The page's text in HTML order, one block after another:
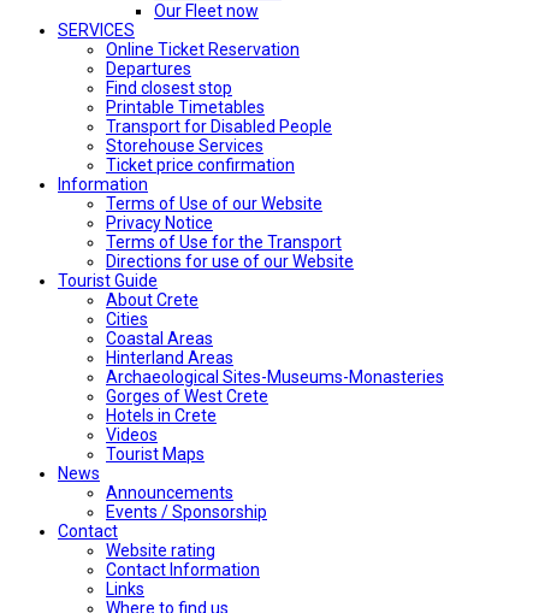
Our Fleet now
SERVICES
Online Ticket Reservation
Departures
Find closest stop
Printable Timetables
Transport for Disabled People
Storehouse Services
Ticket price confirmation
Ιnformation
Terms of Use of our Website
Privacy Notice
Terms of Use for the Transport
Directions for use of our Website
Tourist Guide
About Crete
Cities
Coastal Areas
Hinterland Areas
Archaeological Sites-Museums-Monasteries
Gorges of West Crete
Hotels in Crete
Videos
Tourist Maps
News
Announcements
Events / Sponsorship
Contact
Website rating
Contact Information
Links
Where to find us